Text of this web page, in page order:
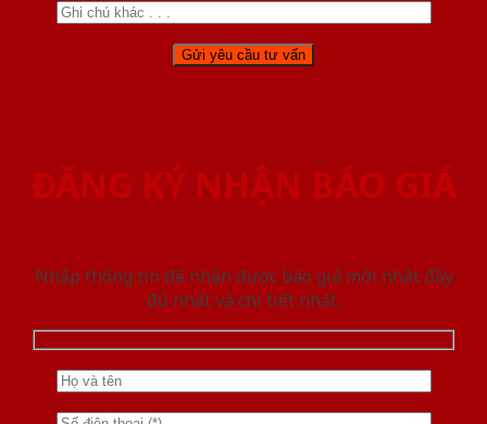
ĐĂNG KÝ NHẬN BÁO GIÁ
Nhập thông tin để nhận được báo giá mới nhât đầy
đủ nhất và chi tiết nhất.